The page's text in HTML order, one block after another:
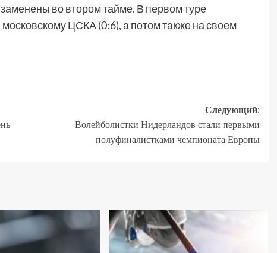
во втором тайме. В первом туре
ЦСКА (0:6), а потом также на своем
Следующий:
Волейболистки Нидерландов стали первыми
полуфиналистками чемпионата Европы